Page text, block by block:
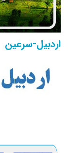
اردبیل-سرعین